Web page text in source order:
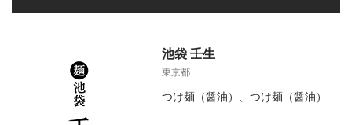
池袋 壬生
東京都
つけ麺（醤油）、つけ麺（醤油）